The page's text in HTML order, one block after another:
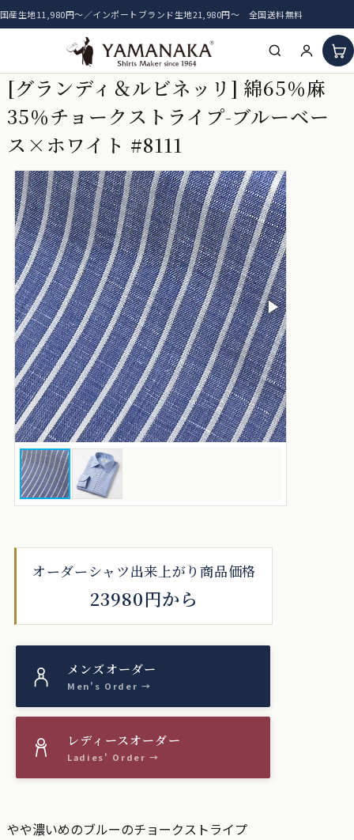
国産生地11,980円〜／インポートブランド生地21,980円〜 全国送料無料
HOME
新着生地
おすすめ生地
[グランディ＆ルビネッリ] 綿65％麻
35％チョークストライプ-ブルーベー
ス×ホワイト #8111
オーダーシャツ出来上がり商品価格
23980円から
やや濃いめのブルーのチョークストライプ